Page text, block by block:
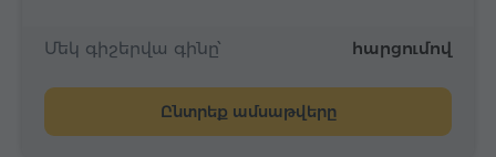
Մեկ գիշերվա գինը՝ հարցումով
Ընտրեք ամսաթվերը